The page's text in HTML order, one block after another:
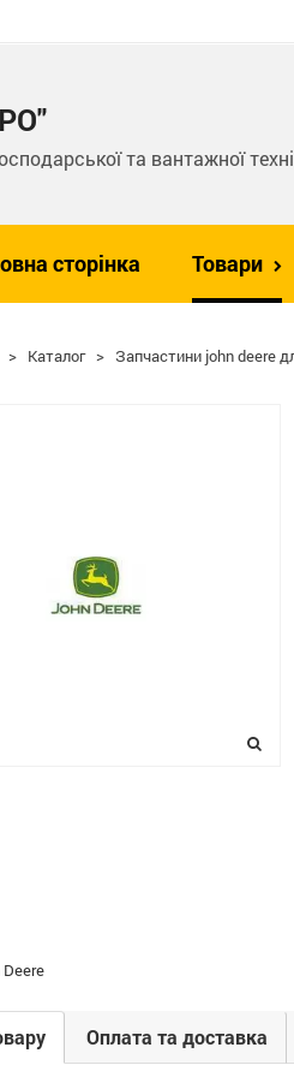
та вантажної
сторінка Товари
> Каталог > Запчастини john deere
Оплата та доставка